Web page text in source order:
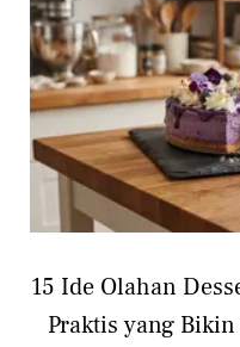
15 Ide Olahan
Praktis yang